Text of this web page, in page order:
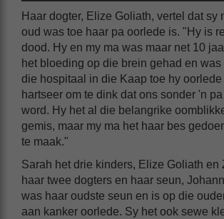
Haar dogter, Elize Goliath, vertel dat sy
oud was toe haar pa oorlede is. "Hy is
dood. Hy en my ma was maar net 10
het bloeding op die brein gehad en was
die hospitaal in die Kaap toe hy
hartseer om te dink dat ons sonder 'n
word. Hy het al die belangrike
gemis, maar my ma het haar bes
te maak."
Sarah het drie kinders, Elize Goliath en
haar twee dogters en haar seun,
was haar oudste seun en is op die
aan kanker oorlede. Sy het ook sewe